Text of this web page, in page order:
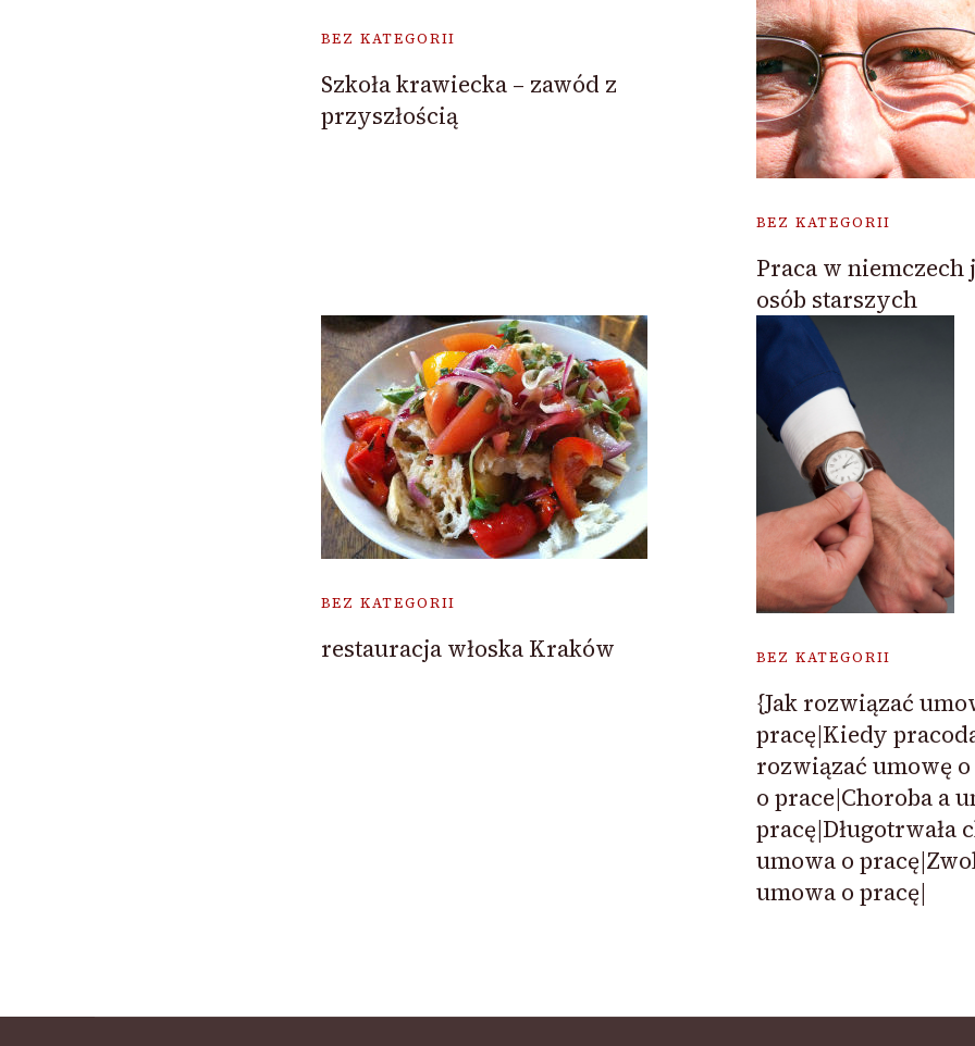
BEZ KATEGORII
Szkoła krawiecka – zawód z
przyszłością
BEZ KATEGORII
Praca w niemczech
osób starszych
BEZ KATEGORII
restauracja włoska Kraków BEZ KATEGORII
{Jak rozwiązać
pracę|Kiedy
rozwiązać umowę
o prace|Choroba a
pracę|Długotrwała
umowa o
umowa o pracę|